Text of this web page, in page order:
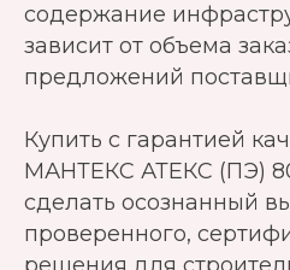
содержание
зависит от объема
предложений
Купить с гарантией
МАНТЕКС АТЕКС (ПЭ)
сделать осознанный
проверенного,